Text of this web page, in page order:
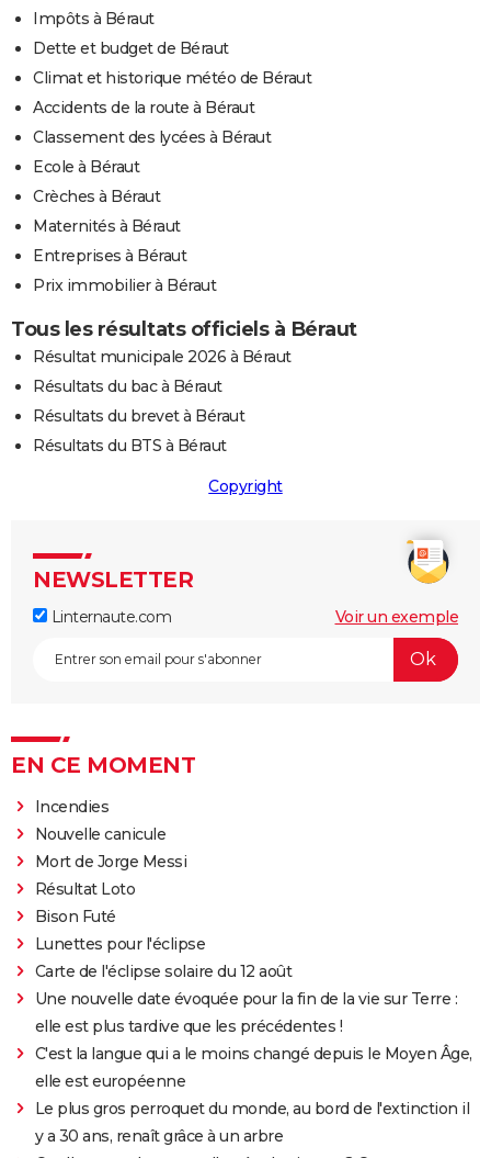
Impôts à Béraut
Dette et budget de Béraut
Climat et historique météo de Béraut
Accidents de la route à Béraut
Classement des lycées à Béraut
Ecole à Béraut
Crèches à Béraut
Maternités à Béraut
Entreprises à Béraut
Prix immobilier à Béraut
Tous les résultats officiels à Béraut
Résultat municipale 2026 à Béraut
Résultats du bac à Béraut
Résultats du brevet à Béraut
Résultats du BTS à Béraut
Copyright
NEWSLETTER
Linternaute.com Voir un exemple
EN CE MOMENT
Incendies
Nouvelle canicule
Mort de Jorge Messi
Résultat Loto
Bison Futé
Lunettes pour l'éclipse
Carte de l'éclipse solaire du 12 août
Une nouvelle date évoquée pour la fin de la vie sur Terre :
elle est plus tardive que les précédentes !
C'est la langue qui a le moins changé depuis le Moyen Âge,
elle est européenne
Le plus gros perroquet du monde, au bord de l'extinction il
y a 30 ans, renaît grâce à un arbre